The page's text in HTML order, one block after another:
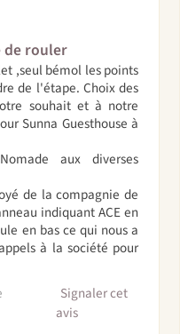
de rouler
,seul bémol les points
de l'étape. Choix des
souhait et à notre
Sunna Guesthouse à
aux diverses
de la compagnie de
indiquant ACE en
en bas ce qui nous a
à la société pour
Signaler cet
avis